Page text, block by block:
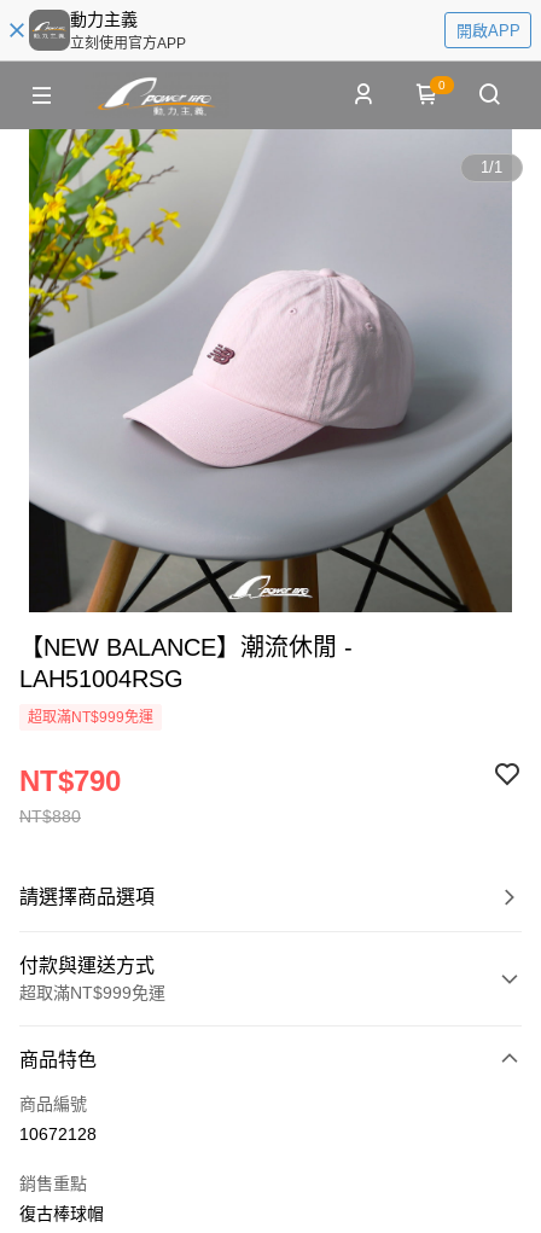
動力主義
立刻使用官方APP
開啟APP
0
1/1
【NEW BALANCE】潮流休閒 -
LAH51004RSG
超取滿NT$999免運
NT$880
NT$790
請選擇商品選項
付款與運送方式
超取滿NT$999免運
信用卡一次付款
超商取貨付款
Apple Pay
商品特色
商品編號
10672128
銷售重點
復古棒球帽